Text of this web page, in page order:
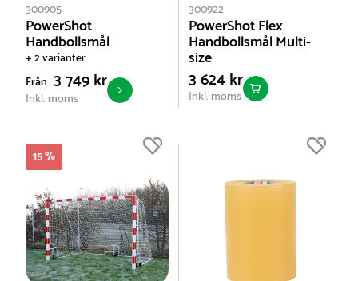
300905
PowerShot
Handbollsmål
+ 2 varianter
Från 3 749 kr
Inkl. moms
300922
PowerShot Flex
Handbollsmål Multi-
size
3 624 kr
Inkl. moms
15 %